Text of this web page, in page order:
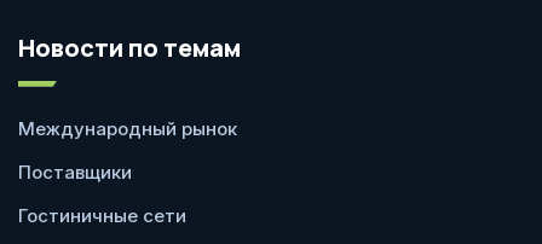
Новости по темам
Международный рынок
Поставщики
Гостиничные сети